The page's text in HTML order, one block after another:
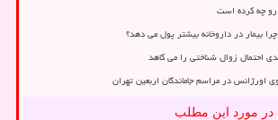
چه کرده است
بیمار در داروخانه بیشتر پول می دهد؟
احتمال زوال شناختی را می کاهد
اورژانس در مراسم جاماندگان اربعین تهران
در مورد این مطلب